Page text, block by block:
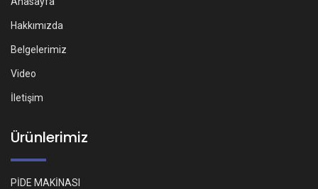
Hakkımızda
Belgelerimiz
Video
İletişim
Ürünlerimiz
PİDE MAKİNASI